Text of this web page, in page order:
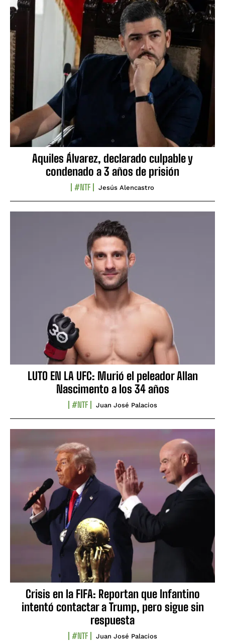
Aquiles Álvarez, declarado culpable y
condenado a 3 años de prisión
#NTF Jesús Alencastro
LUTO EN LA UFC: Murió el peleador Allan
Nascimento a los 34 años
#NTF Juan José Palacios
Crisis en la FIFA: Reportan que Infantino
intentó contactar a Trump, pero sigue sin
respuesta
#NTF Juan José Palacios